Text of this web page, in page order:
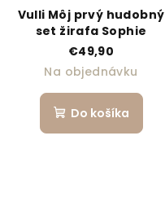
Vulli Môj prvý hudobný
set žirafa Sophie
€49,90
Na objednávku
Do košíka